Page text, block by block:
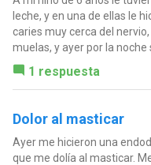
leche, y en una de ellas le
caries muy cerca del
muelas, y ayer por la noche
1 respuesta
Dolor al masticar
Ayer me hicieron una
que me dolía al masticar.